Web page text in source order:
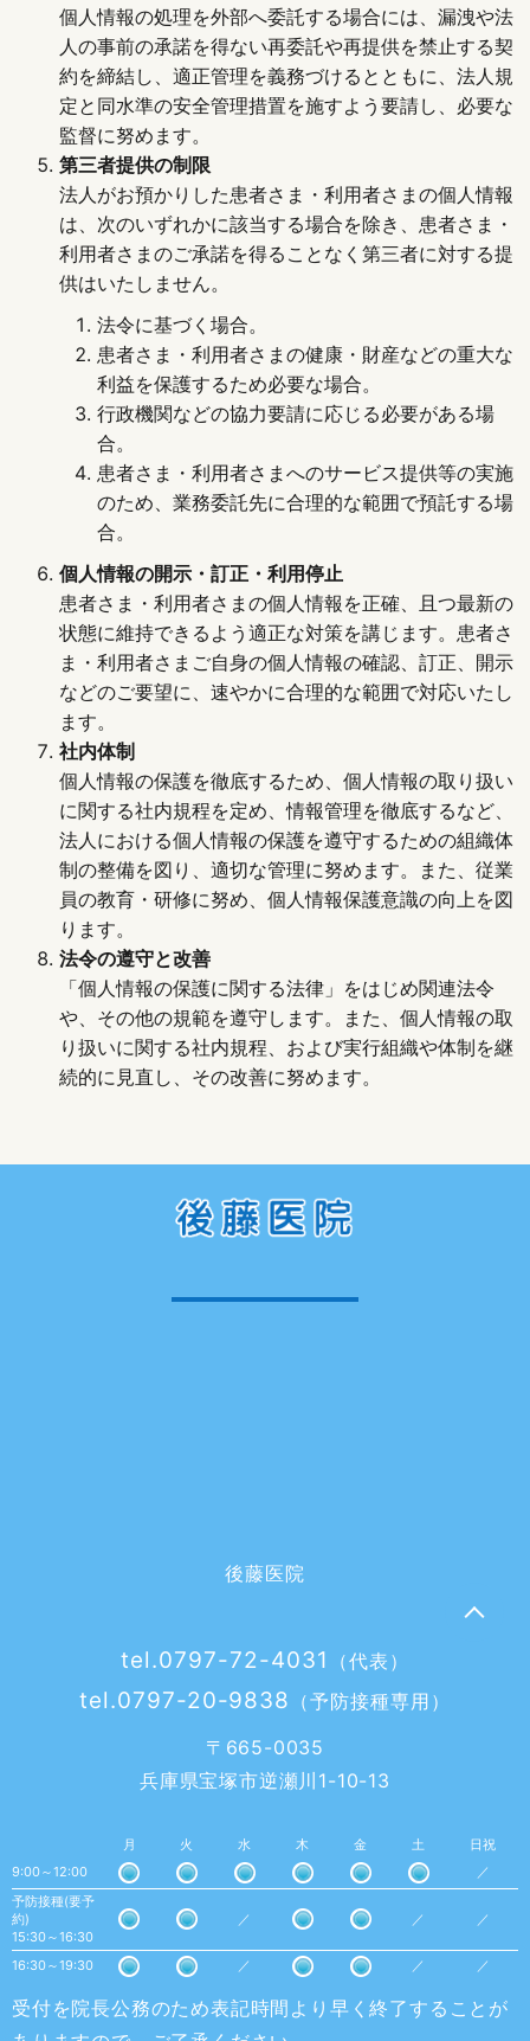
個人情報の処理を外部へ委託する場合には、漏洩や法
人の事前の承諾を得ない再委託や再提供を禁止する契
約を締結し、適正管理を義務づけるとともに、法人規
定と同水準の安全管理措置を施すよう要請し、必要な
監督に努めます。
第三者提供の制限
法人がお預かりした患者さま・利用者さまの個人情報
は、次のいずれかに該当する場合を除き、患者さま・
利用者さまのご承諾を得ることなく第三者に対する提
供はいたしません。
法令に基づく場合。
患者さま・利用者さまの健康・財産などの重大な
利益を保護するため必要な場合。
行政機関などの協力要請に応じる必要がある場
合。
患者さま・利用者さまへのサービス提供等の実施
のため、業務委託先に合理的な範囲で預託する場
合。
個人情報の開示・訂正・利用停止
患者さま・利用者さまの個人情報を正確、且つ最新の
状態に維持できるよう適正な対策を講じます。患者さ
ま・利用者さまご自身の個人情報の確認、訂正、開示
などのご要望に、速やかに合理的な範囲で対応いたし
ます。
社内体制
個人情報の保護を徹底するため、個人情報の取り扱い
に関する社内規程を定め、情報管理を徹底するなど、
法人における個人情報の保護を遵守するための組織体
制の整備を図り、適切な管理に努めます。また、従業
員の教育・研修に努め、個人情報保護意識の向上を図
ります。
法令の遵守と改善
「個人情報の保護に関する法律」をはじめ関連法令
や、その他の規範を遵守します。また、個人情報の取
り扱いに関する社内規程、および実行組織や体制を継
続的に見直し、その改善に努めます。
後藤医院
tel.0797-72-4031 （代表）
tel.0797-20-9838 （予防接種専用）
〒665-0035
兵庫県宝塚市逆瀬川1-10-13
月 火 水 木 金 土
日祝
9:00～12:00
／
予防接種(要予
約)
15:30～16:30
／ ／ ／
16:30～19:30 ／ ／ ／
受付を院長公務のため表記時間より早く終了することが